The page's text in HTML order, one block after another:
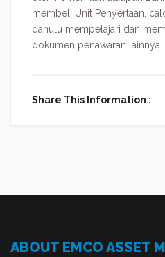
membeli Unit Penyertaan,
dahulu mempelajari dan
dokumen penawaran lainnya.
Share This Information :
ABOUT EMCO ASSET